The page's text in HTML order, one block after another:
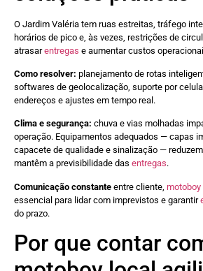
O Jardim Valéria tem ruas estreitas, tráfego
horários de pico e, às vezes, restrições de
atrasarentregas e aumentar custos
Como resolver: planejamento de rotas
softwares de geolocalização, suporte por
endereços e ajustes em tempo real.
Clima e segurança: chuva e vias molhadas
operação. Equipamentos adequados — capas
capacete de qualidade e sinalização —
mantêm a previsibilidade das entregas.
Comunicação constante entre cliente, motoboy
essencial para lidar com imprevistos e garantir
do prazo.
Por que contar